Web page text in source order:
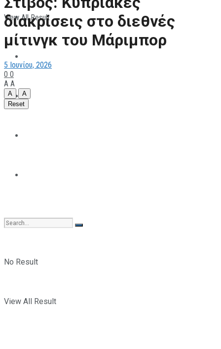
ΠΑΡΑΘΛΗΤΙΣΜΟΣ
ΑΝΑΠΤΥΞΙΑΚΑ
No Result
View All Result
View All Result
διακρίσεις στο διεθνές
μίτινγκ του Μάριμπορ
5 Ιουνίου, 2026
0 0
A A
A
A
Reset